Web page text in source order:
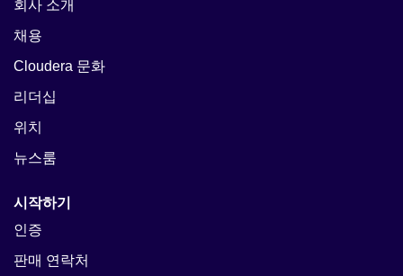
회사 소개
채용
Cloudera 문화
리더십
위치
뉴스룸
시작하기
인증
판매 연락처